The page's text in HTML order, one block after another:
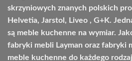
skrzyniowych znanych polskich
Helvetia, Jarstol, Liveo , G+K.
są meble kuchenne na wymiar.
fabryki mebli Layman oraz fabryki
meble kuchenne do każdego